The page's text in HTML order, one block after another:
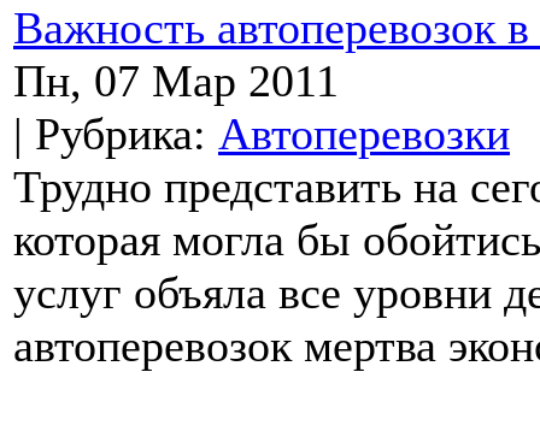
Важность автоперевозок
Пн, 07 Мар 2011
| Рубрика: Автоперевозки
Трудно представить на
которая могла бы
услуг объяла все уровни
автоперевозок мертва